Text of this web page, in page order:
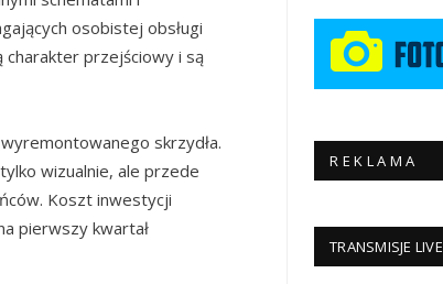
osobistej obsługi
charakter przejściowy i są
skrzydła.
wizualnie, ale przede
Koszt inwestycji
pierwszy kwartał
R E K L A M A
TRANSMISJE LIVE